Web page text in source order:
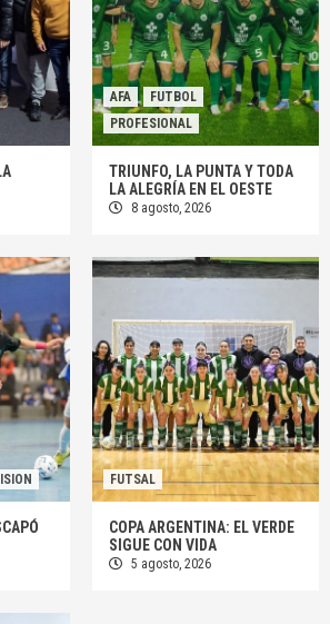
AFA
FUTBOL
PROFESIONAL
TRIUNFO, LA PUNTA Y TODA
LA ALEGRÍA EN EL OESTE
8 agosto, 2026
FUTSAL
COPA ARGENTINA: EL VERDE
SIGUE CON VIDA
5 agosto, 2026